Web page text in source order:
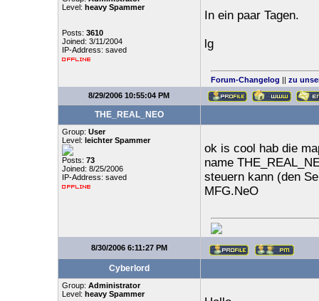
Level: heavy Spammer
Posts: 3610
Joined: 3/11/2004
IP-Address: saved
In ein paar Tagen.
lg
Forum-Changelog || zu
8/29/2006 10:55:04 PM
THE_REAL_NEO
Group: User
Level: leichter Spammer
Posts: 73
Joined: 8/25/2006
IP-Address: saved
ok is cool hab die
name
steuern kann (den
MFG.NeO
8/30/2006 6:11:27 PM
Cyberlord
Group: Administrator
Level: heavy Spammer